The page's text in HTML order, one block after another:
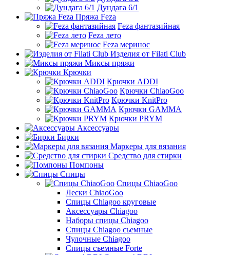
Дундага 6/1
Пряжа Feza
Feza фантазийная
Feza лето
Feza меринос
Изделия от Filati Club
Миксы пряжи
Крючки
Крючки ADDI
Крючки ChiaoGoo
Крючки KnitPro
Крючки GAMMA
Крючки PRYM
Аксессуары
Бирки
Маркеры для вязания
Средство для стирки
Помпоны
Спицы
Спицы ChiaoGoo
Лески ChiaoGoo
Cпицы Сhiagoo круговые
Аксессуары Chiagoo
Наборы спицы Chiagoo
Спицы Chiagoo сьемные
Чулочные Chiagoo
Спицы съемные Forte